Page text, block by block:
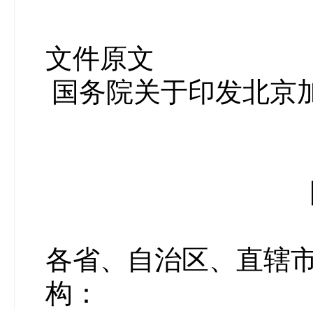
文件原文
国务院关于印发北京
各省、自治区、直辖
构：